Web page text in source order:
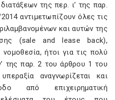
της περ. ι’ της παρ.
αντιμετωπίζουν όλες τις
και αυτών της
(sale and lease back),
ήτοι για τις πολύ
της παρ. 2 του άρθρου 1 του
αναγνωρίζεται και
από επιχειρηματική